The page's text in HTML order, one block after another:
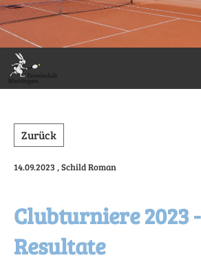
Zurück
14.09.2023 , Schild Roman
Clubturniere 2023 -
Resultate